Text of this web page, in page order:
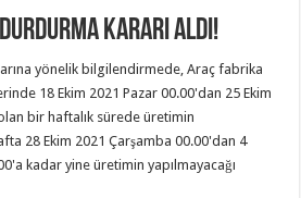
kararı aldı!
yönelik bilgilendirmede, Araç fabrika
18 Ekim 2021 Pazar 00.00'dan 25 Ekim
bir haftalık sürede üretimin
28 Ekim 2021 Çarşamba 00.00'dan 4
kadar yine üretimin yapılmayacağı